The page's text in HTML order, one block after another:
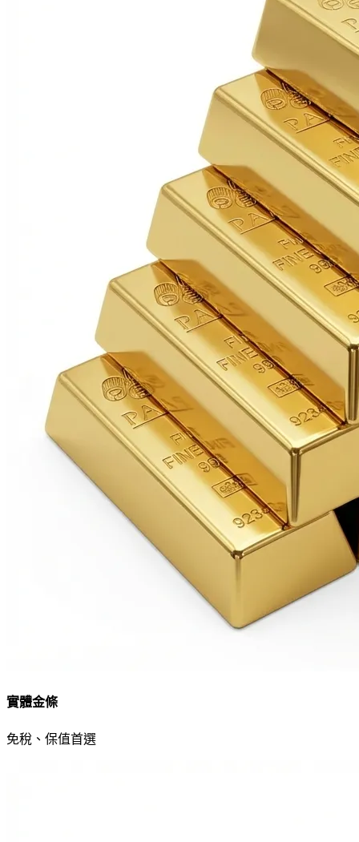
實體金條
免稅、保值首選